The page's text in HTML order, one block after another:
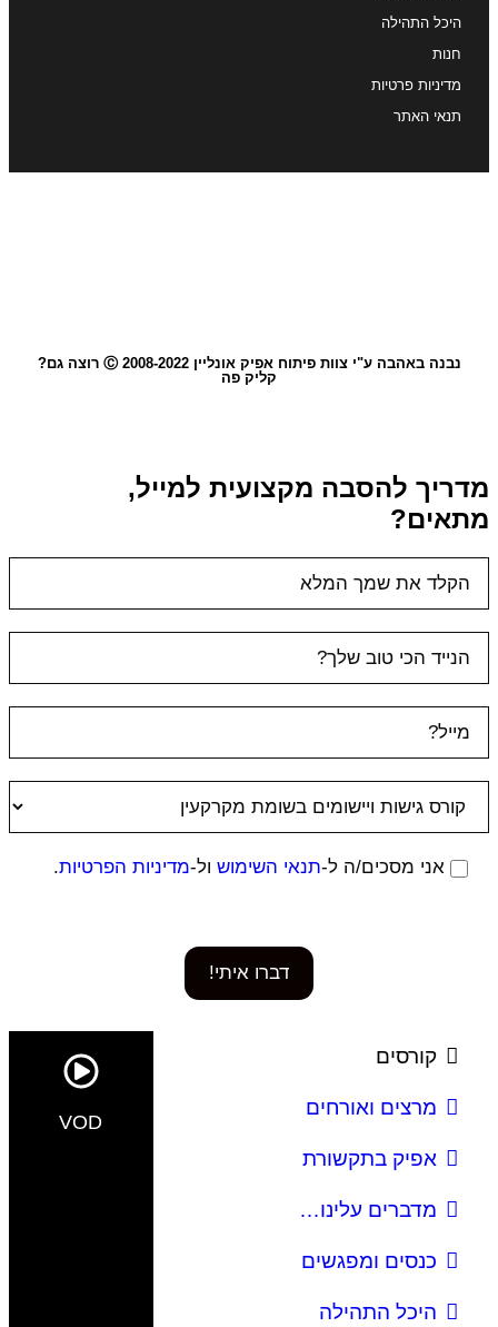
היכל התהילה
חנות
מדיניות פרטיות
תנאי האתר
נבנה באהבה ע"י צוות פיתוח אפיק אונליין 2008-2022 Ⓒ רוצה גם?
קליק פה
מדריך להסבה מקצועית למייל,
מתאים?
ראשי
אני מסכים/ה ל-תנאי השימוש ול-מדיניות הפרטיות.
דברו איתי!
קורסים
מרצים ואורחים
אפיק בתקשורת
מדברים עלינו…
כנסים ומפגשים
היכל התהילה
VOD